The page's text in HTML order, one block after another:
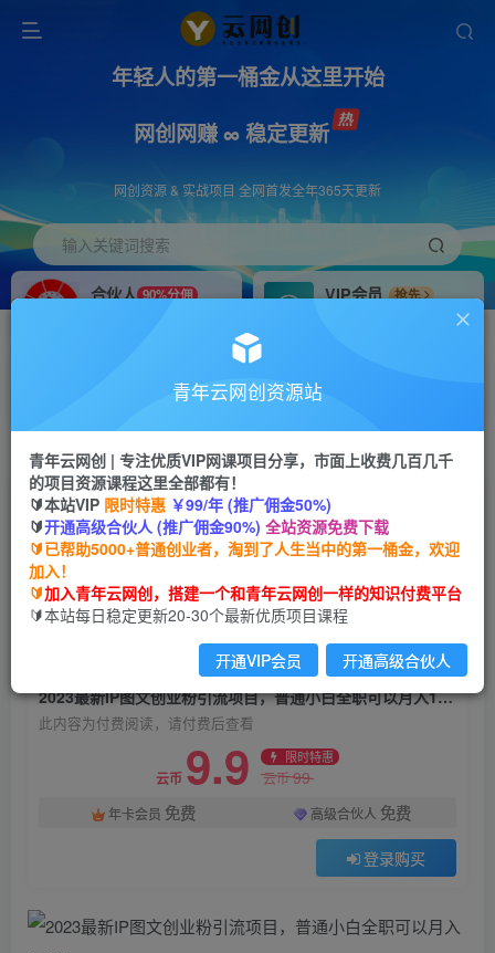
年轻人的第一桶金从这里开始
网创网赚 ∞ 稳定更新
网创资源 & 实战项目 全网首发全年365天更新
输入关键词搜索
合伙人 90%分佣
VIP会员
抢先
搭建同款网站，自己当老板
首页 创业课程 会员免费 正文
2023最新IP图文创业粉引流项目，普通小白全职
可以月入1-3万
青年云网创
2年前更新
关注 私信
2023最新IP图文创业粉引流项目，普通小白全职可以月入1-3万
此内容为付费阅读，请付费后查看
云币 9.9 限时特惠
云币99
年卡会员 免费 高级合伙人 免费
登录购买
青年云网创资源站
青年云网创 | 专注优质VIP网课项目分享，市面上收费几百几千
的项目资源课程这里全部都有！
🔰本站VIP 限时特惠 ￥99/年 (推广佣金50%)
🔰开通高级合伙人 (推广佣金90%) 全站资源免费下载
🔰已帮助5000+普通创业者，淘到了人生当中的第一桶金，欢迎
加入！
🔰加入青年云网创，搭建一个和青年云网创一样的知识付费平台
🔰本站每日稳定更新20-30个最新优质项目课程
开通VIP会员 开通高级合伙人